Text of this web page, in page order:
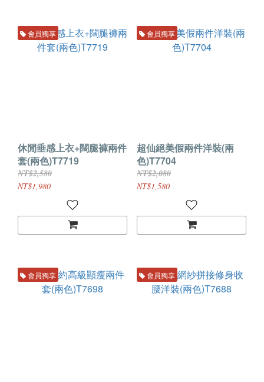
會員獨享
休閒垂感上衣+闊腿褲兩件
套(兩色)T7719
NT$2,580
NT$1,980
會員獨享
超仙絕美假兩件洋裝(兩
色)T7704
NT$2,080
NT$1,580
會員獨享 會員獨享